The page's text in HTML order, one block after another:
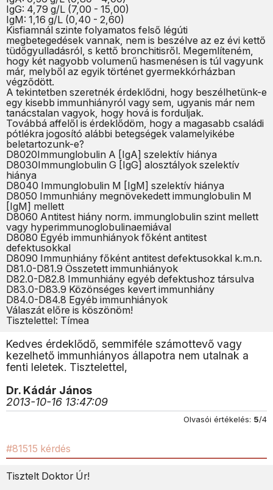
IgG: 4,79 g/L (7,00 - 15,00)
IgM: 1,16 g/L (0,40 - 2,60)
Kisfiamnál szinte folyamatos felső légúti
megbetegedések vannak, nem is beszélve az ez évi kettő
tüdőgyulladásról, s kettő bronchitisről. Megemlíteném,
hogy két nagyobb volumenű hasmenésen is túl vagyunk
már, melyből az egyik történet gyermekkórházban
végződött.
A tekintetben szeretnék érdeklődni, hogy beszélhetünk-e
egy kisebb immunhiányról vagy sem, ugyanis már nem
tanácstalan vagyok, hogy hová is forduljak.
Továbbá affelől is érdeklődöm, hogy a magasabb családi
pótlékra jogosító alábbi betegségek valamelyikébe
beletartozunk-e?
D8020Immunglobulin A [IgA] szelektív hiánya
D8030Immunglobulin G [IgG] alosztályok szelektív
hiánya
D8040 Immunglobulin M [IgM] szelektív hiánya
D8050 Immunhiány megnövekedett immunglobulin M
[IgM] mellett
D8060 Antitest hiány norm. immunglobulin szint mellett
vagy hyperimmunoglobulinaemiával
D8080 Egyéb immunhiányok főként antitest
defektusokkal
D8090 Immunhiány főként antitest defektusokkal k.m.n.
D81.0-D81.9 Összetett immunhiányok
D82.0-D82.8 Immunhiány egyéb defektushoz társulva
D83.0-D83.9 Közönséges kevert immunhiány
D84.0-D84.8 Egyéb immunhiányok
Válaszát előre is köszönöm!
Tisztelettel: Tímea
Kedves érdeklődő, semmiféle számottevő vagy
kezelhető immunhiányos állapotra nem utalnak a
fenti leletek. Tisztelettel,
Dr. Kádár János
2013-10-16 13:47:09
Olvasói értékelés: 5/4
#81515 kérdés
Tisztelt Doktor Úr!